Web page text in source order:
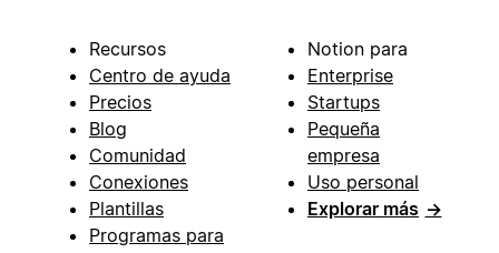
Recursos
Centro de ayuda
Precios
Blog
Comunidad
Conexiones
Plantillas
Programas para
Notion para
Enterprise
Startups
Pequeña
empresa
Uso personal
Explorar más →